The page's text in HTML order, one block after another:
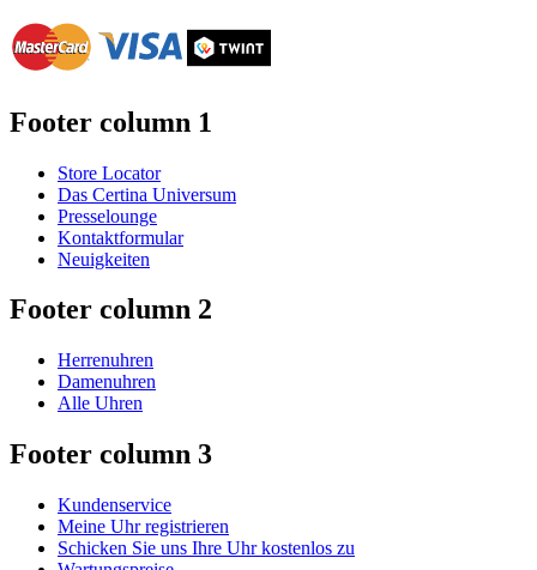
Footer column 1
Store Locator
Das Certina Universum
Presselounge
Kontaktformular
Neuigkeiten
Footer column 2
Herrenuhren
Damenuhren
Alle Uhren
Footer column 3
Kundenservice
Meine Uhr registrieren
Schicken Sie uns Ihre Uhr kostenlos zu